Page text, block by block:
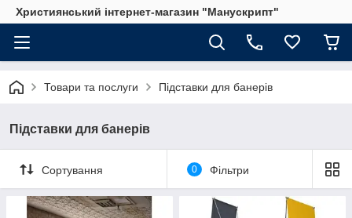
Християнський інтернет-магазин "Манускрипт"
Товари та послуги Підставки для банерів
Підставки для банерів
Сортування 0 Фільтри